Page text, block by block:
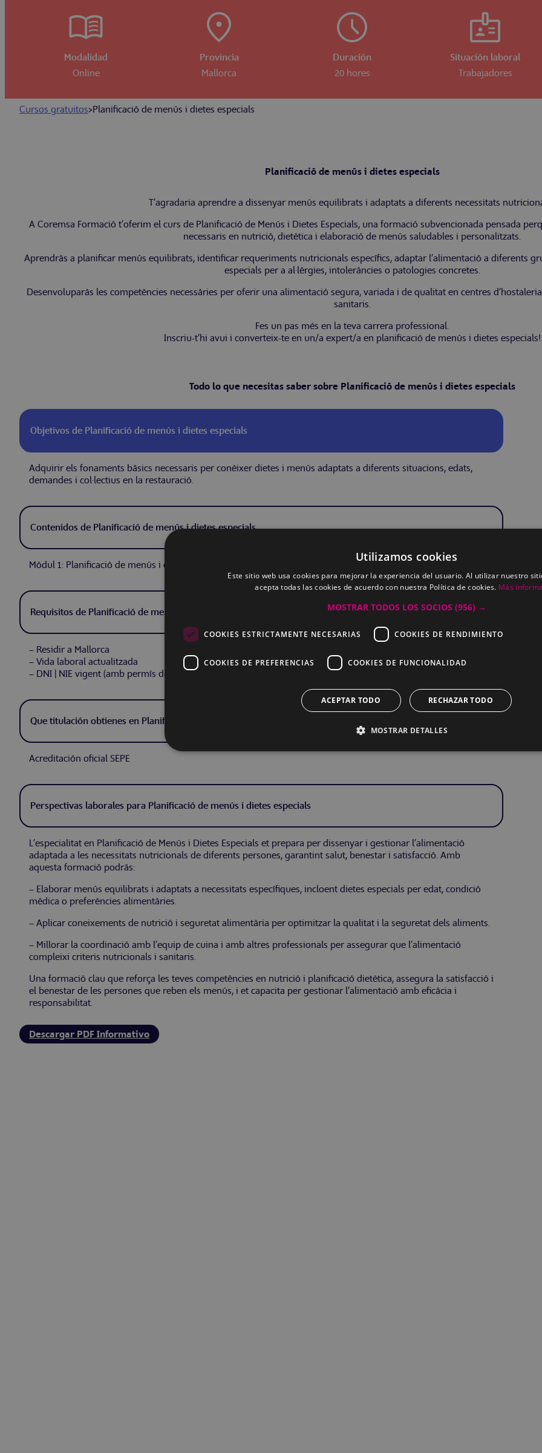
Modalidad
Online
Provincia
Mallorca
Duración
20 hores
Situación laboral
Trabajadores
Cursos gratuitos>Planificació de menús i dietes especials
Planificació de menús i dietes especials
T’agradaria aprendre a dissenyar menús equilibrats i adaptats a diferents necessitats
A Coremsa Formació t’oferim el curs de Planificació de Menús i Dietes Especials, una formació subvencionada pensada
necessaris en nutrició, dietètica i elaboració de menús saludables i personalitzats.
Aprendràs a planificar menús equilibrats, identificar requeriments nutricionals específics, adaptar l’alimentació a diferents
especials per a al·lèrgies, intoleràncies o patologies concretes.
Desenvoluparàs les competències necessàries per oferir una alimentació segura, variada i de qualitat en centres
sanitaris.
Fes un pas més en la teva carrera professional.
Inscriu-t’hi avui i converteix-te en un/a expert/a en planificació de menús i dietes especials!
Todo lo que necesitas saber sobre Planificació de menús i dietes especials
Objetivos de Planificació de menús i dietes especials
Adquirir els fonaments bàsics necessaris per conèixer dietes i menús adaptats a diferents situacions, edats,
demandes i col·lectius en la restauració.
Contenidos de Planificació de menús i dietes especials
Mòdul 1: Planificació de menús i dietes especials
Requisitos de Planificació de menús i dietes especials
– Residir a Mallorca
– Vida laboral actualitzada
– DNI | NIE vigent (amb permís de residència vigent)
Que titulación obtienes en Planificació de menús i dietes especials
Acreditación oficial SEPE
Perspectivas laborales para Planificació de menús i dietes especials
L’especialitat en Planificació de Menús i Dietes Especials et prepara per dissenyar i gestionar l’alimentació
adaptada a les necessitats nutricionals de diferents persones, garantint salut, benestar i satisfacció. Amb
aquesta formació podràs:
– Elaborar menús equilibrats i adaptats a necessitats específiques, incloent dietes especials per edat, condició
mèdica o preferències alimentàries.
– Aplicar coneixements de nutrició i seguretat alimentària per optimitzar la qualitat i la seguretat dels aliments.
– Millorar la coordinació amb l’equip de cuina i amb altres professionals per assegurar que l’alimentació
compleixi criteris nutricionals i sanitaris.
Una formació clau que reforça les teves competències en nutrició i planificació dietètica, assegura la satisfacció i
el benestar de les persones que reben els menús, i et capacita per gestionar l’alimentació amb eficàcia i
responsabilitat.
Descargar PDF Informativo
Utilizamos cookies
Este sitio web usa cookies para mejorar la experiencia del usuario. Al utilizar nuestro
acepta todas las cookies de acuerdo con nuestra Política de cookies. Más
MOSTRAR TODOS LOS SOCIOS (956) →
COOKIES ESTRICTAMENTE NECESARIAS COOKIES DE RENDIMIENTO
COOKIES DE PREFERENCIAS COOKIES DE FUNCIONALIDAD
ACEPTAR TODO RECHAZAR TODO
MOSTRAR DETALLES